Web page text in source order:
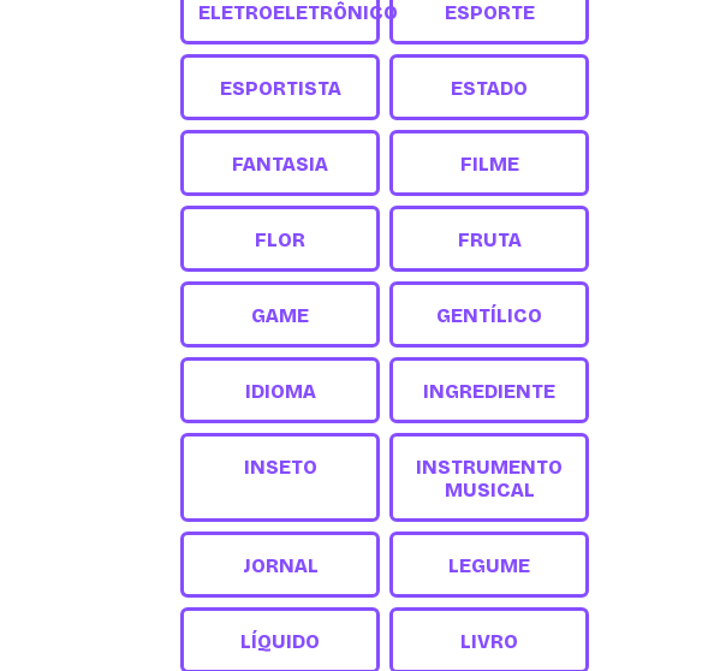
ELETROELETRÔNICO ESPORTE
ESPORTISTA ESTADO
FANTASIA FILME
FLOR FRUTA
GAME GENTÍLICO
IDIOMA INGREDIENTE
INSETO
INSTRUMENTO
MUSICAL
JORNAL LEGUME
LÍQUIDO LIVRO